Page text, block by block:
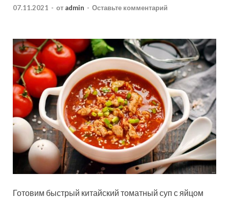
07.11.2021 - от admin - Оставьте комментарий
Готовим быстрый китайский томатный суп с яйцом